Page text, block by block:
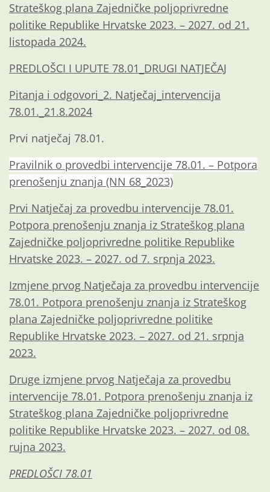
Strateškog plana Zajedničke poljoprivredne
politike Republike Hrvatske 2023. – 2027. od 21.
listopada 2024.
PREDLOŠCI I UPUTE 78.01_DRUGI NATJEČAJ
Pitanja i odgovori_2. Natječaj_intervencija
78.01._21.8.2024
Prvi natječaj 78.01.
Pravilnik o provedbi intervencije 78.01. – Potpora
prenošenju znanja (NN 68_2023)
Prvi Natječaj za provedbu intervencije 78.01.
Potpora prenošenju znanja iz Strateškog plana
Zajedničke poljoprivredne politike Republike
Hrvatske 2023. – 2027. od 7. srpnja 2023.
Izmjene prvog Natječaja za provedbu intervencije
78.01. Potpora prenošenju znanja iz Strateškog
plana Zajedničke poljoprivredne politike
Republike Hrvatske 2023. – 2027. od 21. srpnja
2023.
Druge izmjene prvog Natječaja za provedbu
intervencije 78.01. Potpora prenošenju znanja iz
Strateškog plana Zajedničke poljoprivredne
politike Republike Hrvatske 2023. – 2027. od 08.
rujna 2023.
PREDLOŠCI 78.01